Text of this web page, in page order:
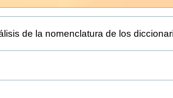
de la nomenclatura de los